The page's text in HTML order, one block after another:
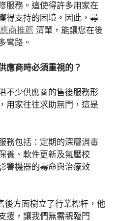
服務。這使得許多用家在
得支持的困境。因此，尋
商推薦 清單，能讓您在後
彎路。
應商時必須重視的？
不少供應商的售後服務形
用家往往求助無門，這是
務包括：定期的深層消毒
養、軟件更新及氣壓校
響機器的壽命與治療效
後方面樹立了行業標杆，他
援，讓我們無需親臨門